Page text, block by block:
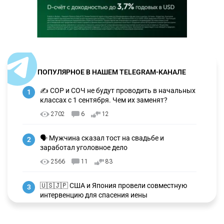
ПОПУЛЯРНОЕ В НАШЕМ TELEGRAM-КАНАЛЕ
1
✍️ СОР и СОЧ не будут проводить в начальных
классах с 1 сентября. Чем их заменят?
2702 6 12
2
🗣 Мужчина сказал тост на свадьбе и
заработал уголовное дело
2566 11 83
3
🇺🇸🇯🇵 США и Япония провели совместную
интервенцию для спасения иены